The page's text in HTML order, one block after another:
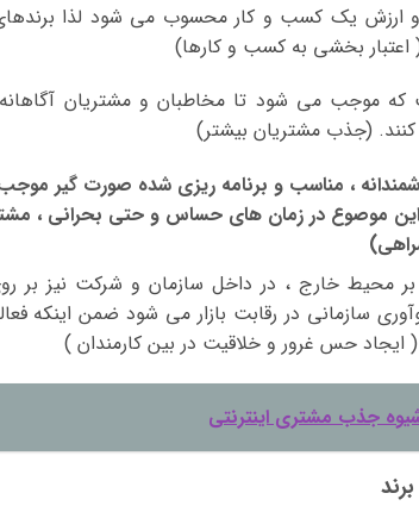
و ارزش یک کسب و کار محسوب می شود لذا
بخشی به کسب و کارها)
موجب می شود تا مخاطبان و مشتریان آگاهانه
(جذب مشتریان بیشتر)
، مناسب و برنامه ریزی شده صورت گیر
موصوع در زمان های حساس و حتی بحرانی ،
محیط خارج ، در داخل سازمان و شرکت نیز بر
سازمانی در رقابت بازار می شود ضمن اینکه
ایجاد حس غرور و خلاقیت در بین کارمندان )
جذب مشتری اینترنتی